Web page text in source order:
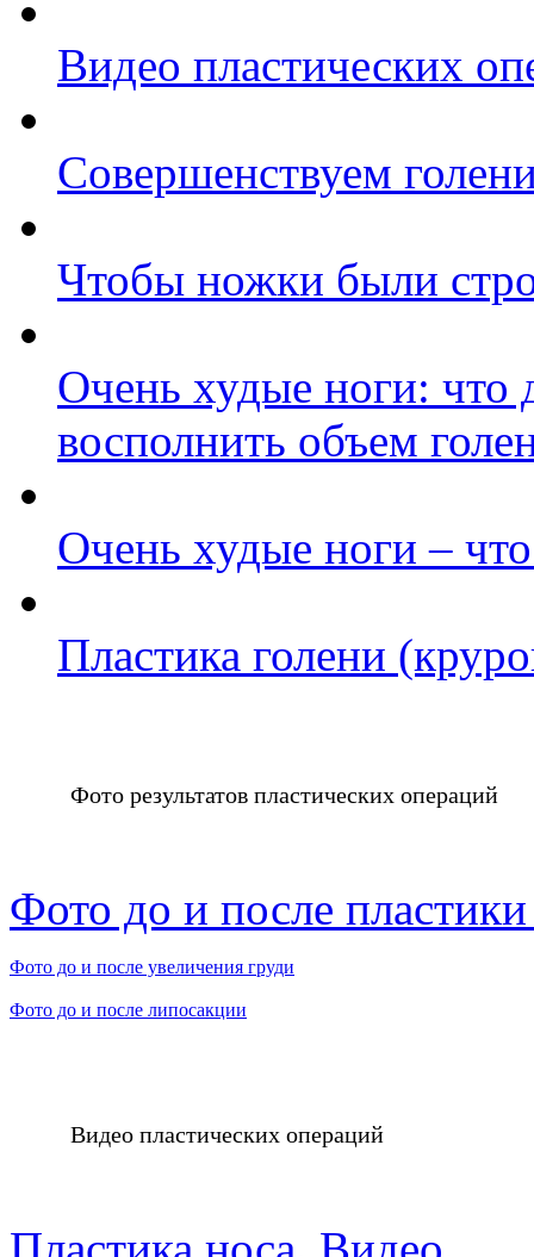
Видео пластических
Совершенствуем
Чтобы ножки были
Очень худые ноги: что
восполнить объем
Очень худые ноги – что
Пластика голени
Фото результатов пластических операций
Фото до и после
Фото до и после увеличения груди
Фото до и после липосакции
Видео пластических операций